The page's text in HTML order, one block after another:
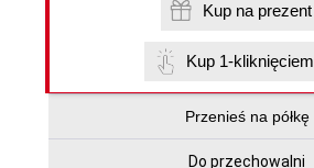
Kup na prezent
Kup 1-kliknięciem
Przenieś na półkę
Do przechowalni